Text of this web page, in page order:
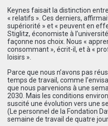
Keynes faisait la distinction
« relatifs ». Ces derniers,
supériorité » et « peuvent en
Stiglitz, économiste à
façonne nos choix. Nous «
consommant », écrit-il, et à «
loisirs ».
Parce que nous n’avons pas
temps de travail, comme
que nous parvenions à une
2030. Mais les conditions
suscité une évolution vers une
(Le personnel de la Fondation
semaine de travail de quatre